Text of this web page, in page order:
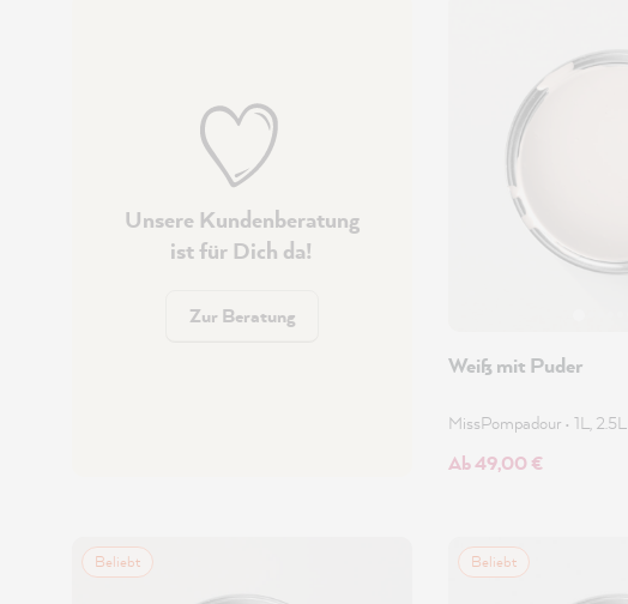
Unsere Kundenberatung
ist für Dich da!
Zur Beratung
Weiß mit Puder
MissPompadour • 1L, 2.5L
Ab 49,00 €
Beliebt Beliebt